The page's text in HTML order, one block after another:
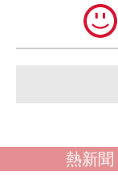
切依法處理
熱新聞